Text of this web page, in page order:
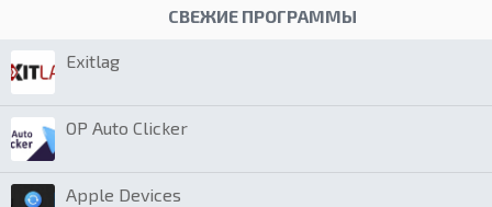
СВЕЖИЕ ПРОГРАММЫ
Exitlag
OP Auto Clicker
Apple Devices